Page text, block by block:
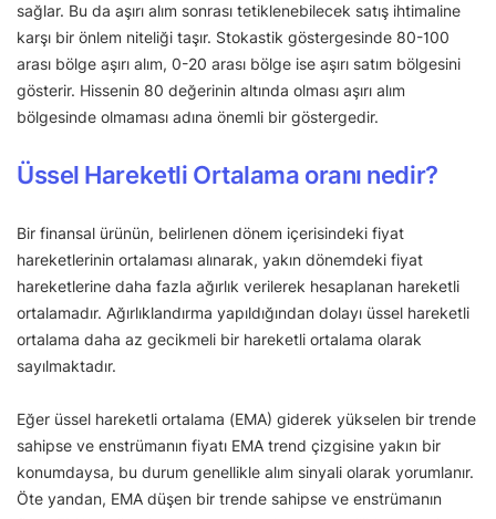
sağlar. Bu da aşırı alım sonrası tetiklenebilecek satış ihtimaline
karşı bir önlem niteliği taşır. Stokastik göstergesinde 80-100
arası bölge aşırı alım, 0-20 arası bölge ise aşırı satım bölgesini
gösterir. Hissenin 80 değerinin altında olması aşırı alım
bölgesinde olmaması adına önemli bir göstergedir.
Üssel Hareketli Ortalama oranı nedir?
Bir finansal ürünün, belirlenen dönem içerisindeki fiyat
hareketlerinin ortalaması alınarak, yakın dönemdeki fiyat
hareketlerine daha fazla ağırlık verilerek hesaplanan hareketli
ortalamadır. Ağırlıklandırma yapıldığından dolayı üssel hareketli
ortalama daha az gecikmeli bir hareketli ortalama olarak
sayılmaktadır.
Eğer üssel hareketli ortalama (EMA) giderek yükselen bir trende
sahipse ve enstrümanın fiyatı EMA trend çizgisine yakın bir
konumdaysa, bu durum genellikle alım sinyali olarak yorumlanır.
Öte yandan, EMA düşen bir trende sahipse ve enstrümanın